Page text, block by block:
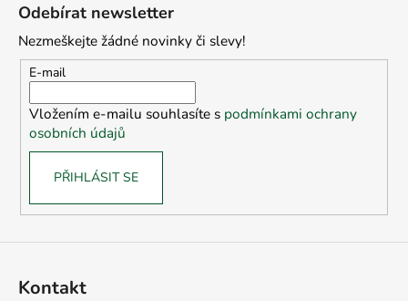
Odebírat newsletter
Nezmeškejte žádné novinky či slevy!
E-mail
Vložením e-mailu souhlasíte s podmínkami ochrany
osobních údajů
PŘIHLÁSIT SE
Kontakt